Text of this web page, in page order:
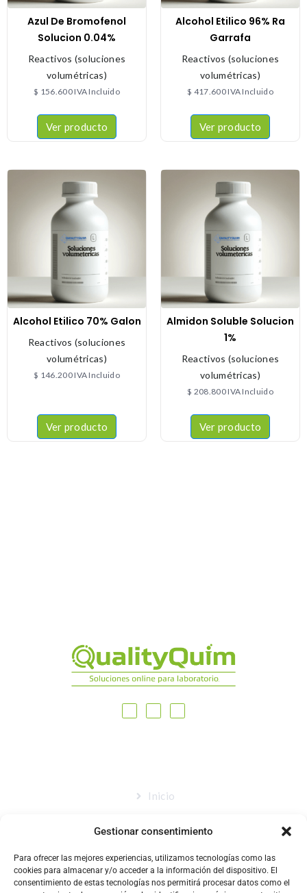
Gestionar consentimiento
Para ofrecer las mejores experiencias, utilizamos tecnologías como las
cookies para almacenar y/o acceder a la información del dispositivo. El
consentimiento de estas tecnologías nos permitirá procesar datos como el
Azul De Bromofenol
Solucion 0.04%
Reactivos (soluciones
volumétricas)
$ 156.600IVA Incluido
Ver producto
Alcohol Etilico 96% Ra
Garrafa
Reactivos (soluciones
volumétricas)
$ 417.600IVA Incluido
Ver producto
Alcohol Etilico 70% Galon
Reactivos (soluciones
volumétricas)
$ 146.200IVA Incluido
Ver producto
Almidon Soluble Solucion
1%
Reactivos (soluciones
volumétricas)
$ 208.800IVA Incluido
Ver producto
Inicio
Catálogo
Blog